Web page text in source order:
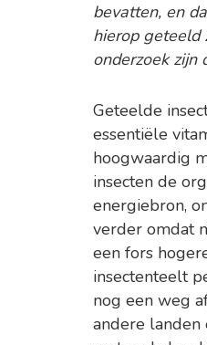
bevatten, en
hierop geteeld
onderzoek zijn
Geteelde
essentiële
hoogwaardig
insecten de
energiebron,
verder omdat
een fors
insectenteelt
nog een weg
andere landen